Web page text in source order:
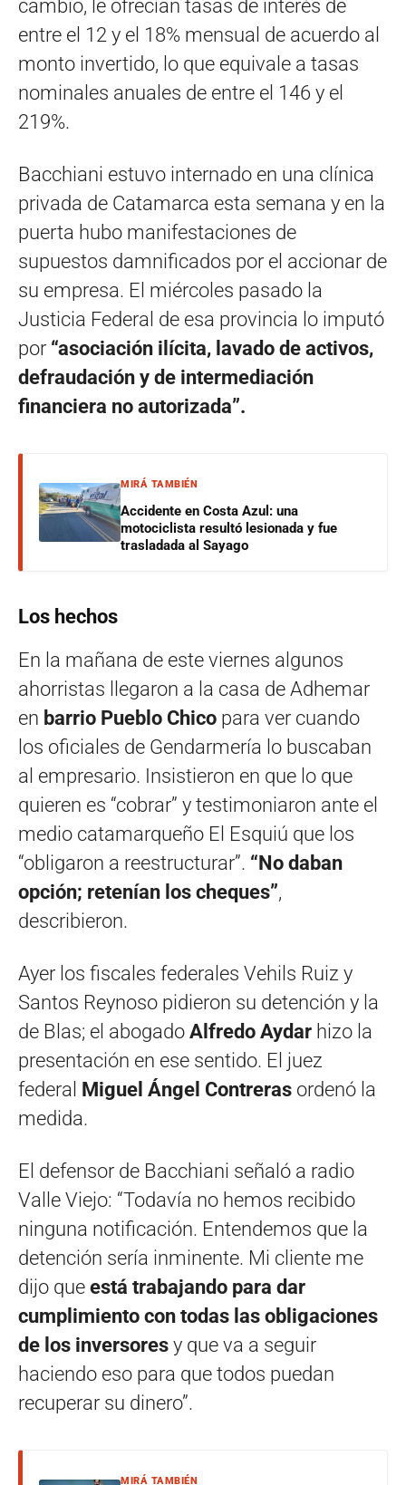
cambio, le ofrecían tasas de interés de
entre el 12 y el 18% mensual de acuerdo al
monto invertido, lo que equivale a tasas
nominales anuales de entre el 146 y el
219%.
Bacchiani estuvo internado en una clínica
privada de Catamarca esta semana y en la
puerta hubo manifestaciones de
supuestos damnificados por el accionar de
su empresa. El miércoles pasado la
Justicia Federal de esa provincia lo imputó
por “asociación ilícita, lavado de activos,
defraudación y de intermediación
financiera no autorizada”.
MIRÁ TAMBIÉN
Accidente en Costa Azul: una
motociclista resultó lesionada y fue
trasladada al Sayago
Los hechos
En la mañana de este viernes algunos
ahorristas llegaron a la casa de Adhemar
en barrio Pueblo Chico para ver cuando
los oficiales de Gendarmería lo buscaban
al empresario. Insistieron en que lo que
quieren es “cobrar” y testimoniaron ante el
medio catamarqueño El Esquiú que los
“obligaron a reestructurar”. “No daban
opción; retenían los cheques”,
describieron.
Ayer los fiscales federales Vehils Ruiz y
Santos Reynoso pidieron su detención y la
de Blas; el abogado Alfredo Aydar hizo la
presentación en ese sentido. El juez
federal Miguel Ángel Contreras ordenó la
medida.
El defensor de Bacchiani señaló a radio
Valle Viejo: “Todavía no hemos recibido
ninguna notificación. Entendemos que la
detención sería inminente. Mi cliente me
dijo que está trabajando para dar
cumplimiento con todas las obligaciones
de los inversores y que va a seguir
haciendo eso para que todos puedan
recuperar su dinero”.
MIRÁ TAMBIÉN